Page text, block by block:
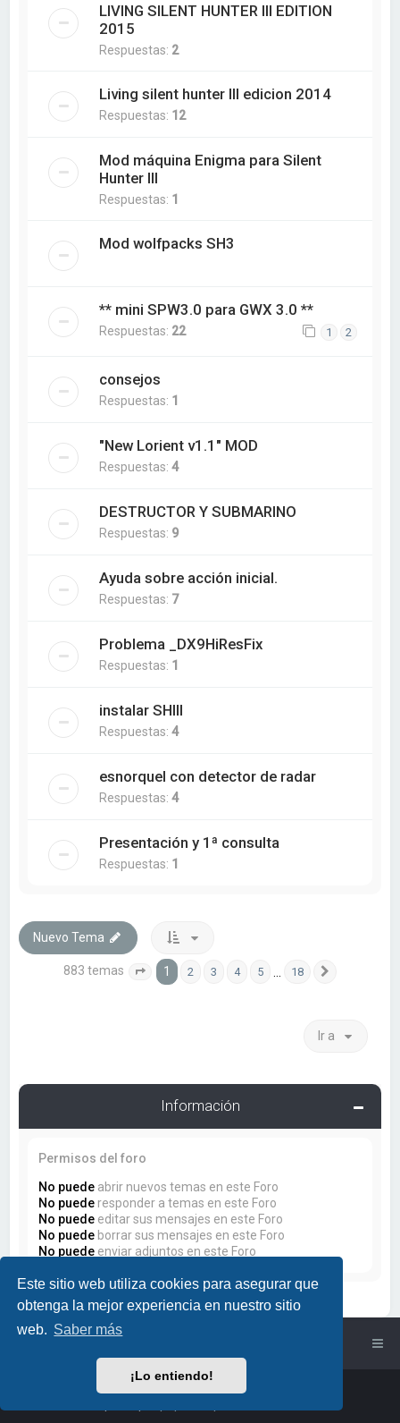
Este sitio web utiliza cookies para asegurar que
obtenga la mejor experiencia en nuestro sitio
web. Saber más
¡Lo entiendo!
LIVING SILENT HUNTER III EDITION
2015
Respuestas: 2
Living silent hunter III edicion 2014
Respuestas: 12
Mod máquina Enigma para Silent
Hunter III
Respuestas: 1
Mod wolfpacks SH3
** mini SPW3.0 para GWX 3.0 **
Respuestas: 22 1 2
consejos
Respuestas: 1
"New Lorient v1.1" MOD
Respuestas:4
DESTRUCTOR Y SUBMARINO
Respuestas: 9
Ayuda sobre acción inicial.
Respuestas: 7
Problema _DX9HiResFix
Respuestas: 1
instalar SHIII
Respuestas:4
esnorquel con detector de radar
Respuestas:4
Presentación y 1ª consulta
Respuestas: 1
Nuevo Tema
883 temas Página 1de 18
1 2 3 4 5 18
Ir a
Información
Permisos del foro
No puede abrir nuevos temas en este Foro
No puede responder a temas en este Foro
No puede editar sus mensajes en este Foro
No puede borrar sus mensajes en este Foro
No puede enviar adjuntos en este Foro
phpBB
PlanetStyles